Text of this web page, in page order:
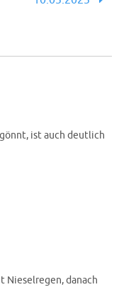
ist auch deutlich
Nieselregen, danach